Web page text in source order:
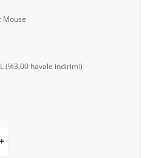
Mouse
(%3,00 havale indirimi)